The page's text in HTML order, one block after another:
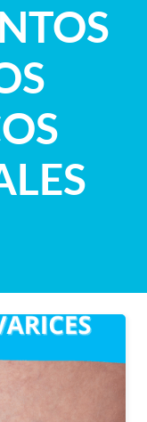
invasivo.
una